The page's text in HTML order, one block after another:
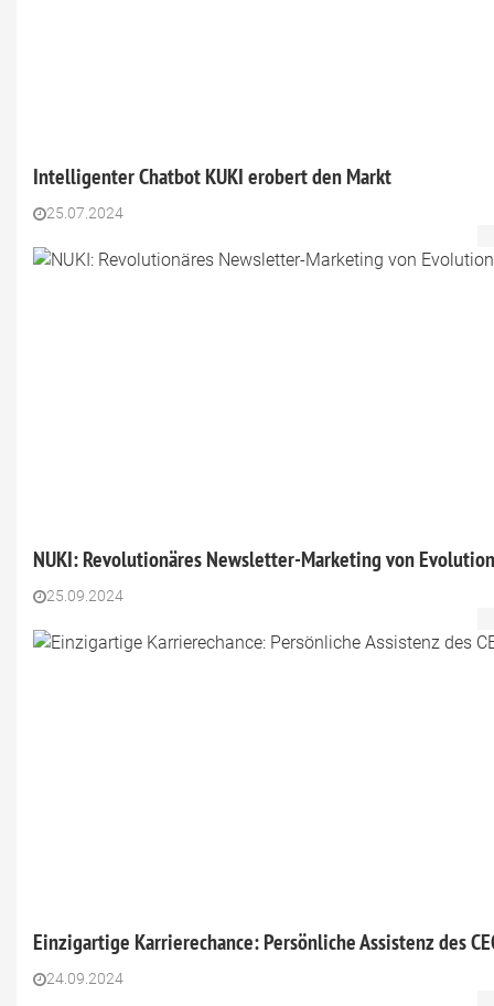
Intelligenter Chatbot KUKI erobert den Markt
25.07.2024
NUKI: Revolutionäres Newsletter-Marketing von
25.09.2024
Einzigartige Karrierechance: Persönliche Assistenz des
24.09.2024